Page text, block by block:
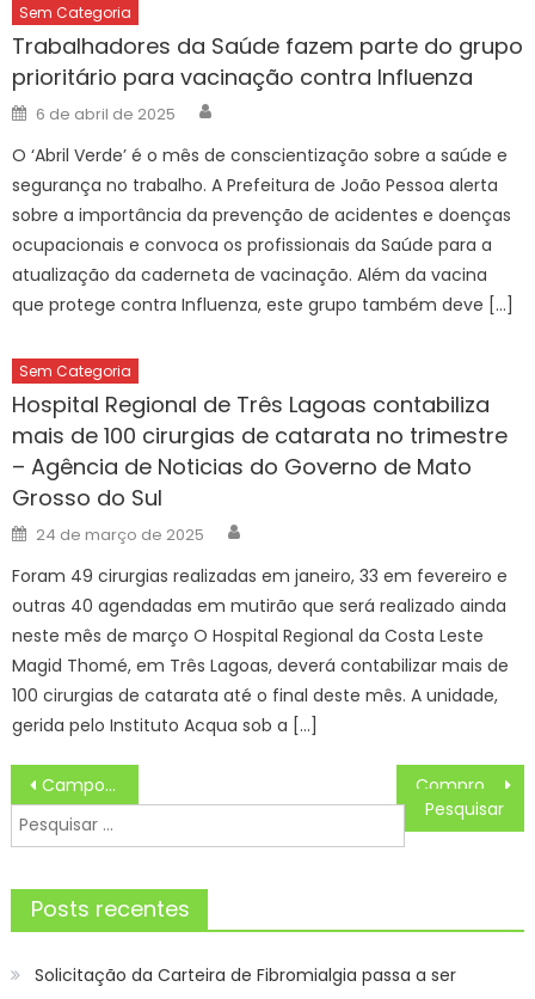
Sem Categoria
Trabalhadores da Saúde fazem parte do grupo
prioritário para vacinação contra Influenza
Posted
on
6 de abril de 2025
O ‘Abril Verde’ é o mês de conscientização sobre a saúde e
segurança no trabalho. A Prefeitura de João Pessoa alerta
sobre a importância da prevenção de acidentes e doenças
ocupacionais e convoca os profissionais da Saúde para a
atualização da caderneta de vacinação. Além da vacina
que protege contra Influenza, este grupo também deve […]
Sem Categoria
Hospital Regional de Três Lagoas contabiliza
mais de 100 cirurgias de catarata no trimestre
– Agência de Noticias do Governo de Mato
Grosso do Sul
Posted
on
24 de março de 2025
Foram 49 cirurgias realizadas em janeiro, 33 em fevereiro e
outras 40 agendadas em mutirão que será realizado ainda
neste mês de março O Hospital Regional da Costa Leste
Magid Thomé, em Três Lagoas, deverá contabilizar mais de
100 cirurgias de catarata até o final deste mês. A unidade,
gerida pelo Instituto Acqua sob a […]
Navegação
de
Post
Campo Grande é finalista do Prêmio Ibero-Americano de Destino Turístico Inteligente – CGNotícias
Pesquisar
por:
Posts recentes
Solicitação da Carteira de Fibromialgia passa a ser